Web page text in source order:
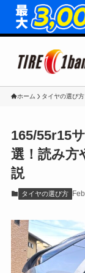
ホーム タイヤの選び方
165/55r15
選！読み方
説
タイヤの選び方